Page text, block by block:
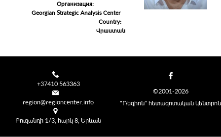
Организация:
Georgian Strategic Analysis Center
Country:
Վրաստան
©2001-2026
"Ռեգիոն" հետազոտական կենտրոն
+37410 563363
region@regioncenter.info
Բուզանդի 1/3, հարկ 8, Երևան